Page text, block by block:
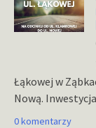
Łąkowej w
Nową.
0 komentarzy